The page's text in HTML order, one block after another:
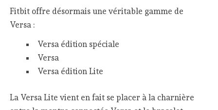
Fitbit offre désormais une véritable gamme de
Versa :
Versa édition spéciale
Versa
Versa édition Lite
La Versa Lite vient en fait se placer à la charnière